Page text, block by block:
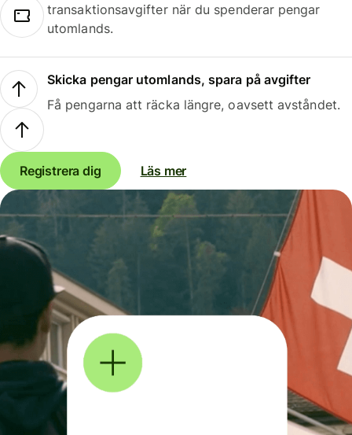
transaktionsavgifter när du spenderar pengar
utomlands.
Skicka pengar utomlands, spara på avgifter
Få pengarna att räcka längre, oavsett avståndet.
Registrera dig Läs mer